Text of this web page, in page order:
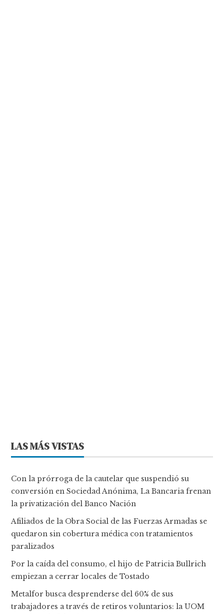
LAS MÁS VISTAS
Con la prórroga de la cautelar que suspendió su
conversión en Sociedad Anónima, La Bancaria frenan
la privatización del Banco Nación
Afiliados de la Obra Social de las Fuerzas Armadas se
quedaron sin cobertura médica con tratamientos
paralizados
Por la caída del consumo, el hijo de Patricia Bullrich
empiezan a cerrar locales de Tostado
Metalfor busca desprenderse del 60% de sus
trabajadores a través de retiros voluntarios: la UOM